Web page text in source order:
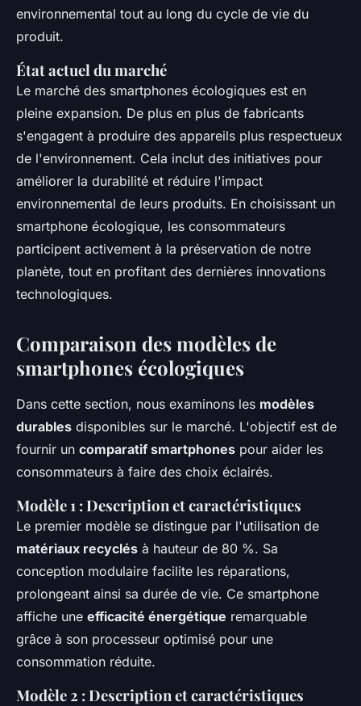
environnemental tout au long du cycle de vie du
produit.
État actuel du marché
Le marché des smartphones écologiques est en
pleine expansion. De plus en plus de fabricants
s'engagent à produire des appareils plus respectueux
de l'environnement. Cela inclut des initiatives pour
améliorer la durabilité et réduire l'impact
environnemental de leurs produits. En choisissant un
smartphone écologique, les consommateurs
participent activement à la préservation de notre
planète, tout en profitant des dernières innovations
technologiques.
Comparaison des modèles de
smartphones écologiques
Dans cette section, nous examinons les modèles
durables disponibles sur le marché. L'objectif est de
fournir un comparatif smartphones pour aider les
consommateurs à faire des choix éclairés.
Modèle 1 : Description et caractéristiques
Le premier modèle se distingue par l'utilisation de
matériaux recyclés à hauteur de 80 %. Sa
conception modulaire facilite les réparations,
prolongeant ainsi sa durée de vie. Ce smartphone
affiche une efficacité énergétique remarquable
grâce à son processeur optimisé pour une
consommation réduite.
Modèle 2 : Description et caractéristiques